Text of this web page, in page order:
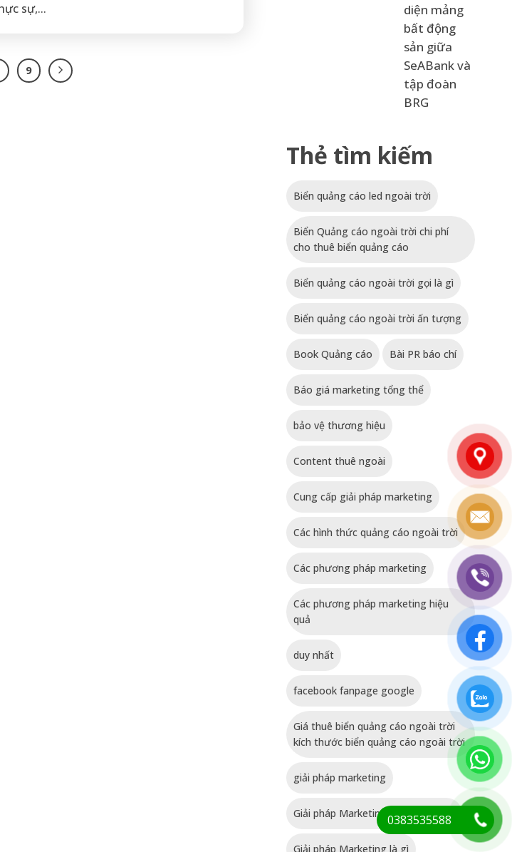
sự,...
9
diện mảng
bất động
sản giữa
SeABank và
tập đoàn
BRG
Thẻ tìm kiếm
Biển quảng cáo led ngoài trời
Biển Quảng cáo ngoài trời chi phí
cho thuê biển quảng cáo
Biển quảng cáo ngoài trời gọi là gì
Biển quảng cáo ngoài trời ấn tượng
Book Quảng cáo Bài PR báo chí
Báo giá marketing tổng thể
bảo vệ thương hiệu
Content thuê ngoài
Cung cấp giải pháp marketing
Các hình thức quảng cáo ngoài trời
Các phương pháp marketing
Các phương pháp marketing hiệu
quả
duy nhất
facebook fanpage google
Giá thuê biển quảng cáo ngoài trời
kích thước biển quảng cáo ngoài trời
giải pháp marketing
Giải pháp Marketing cho sản phẩm
Giải pháp Marketing là gì
0383535588